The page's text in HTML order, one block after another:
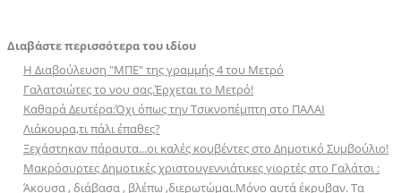
Διαβάστε περισσότερα του ιδίου
Η Διαβούλευση "ΜΠΕ" της γραμμής 4 του Μετρό
Γαλατσιώτες το νου σας.Έρχεται το Μετρό!
Καθαρά Δευτέρα:Όχι όπως την Τσικνοπέμπτη στο ΠΑΛΑΙ
Λιάκουρα,τι πάλι έπαθες?
Ξεχάστηκαν πάραυτα...οι καλές κουβέντες στο Δημοτικό Συμβούλιο!
Μακρόσυρτες Δημοτικές χριστουγεννιάτικες γιορτές στο Γαλάτσι :
Άκουσα , διάβασα , βλέπω ,διερωτώμαι.Μόνο αυτά έκρυβαν. Τα